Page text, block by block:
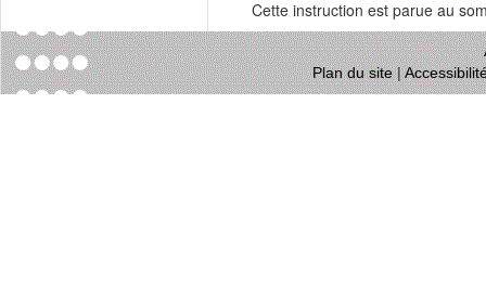
Cette instruction est parue au
Plan du site|